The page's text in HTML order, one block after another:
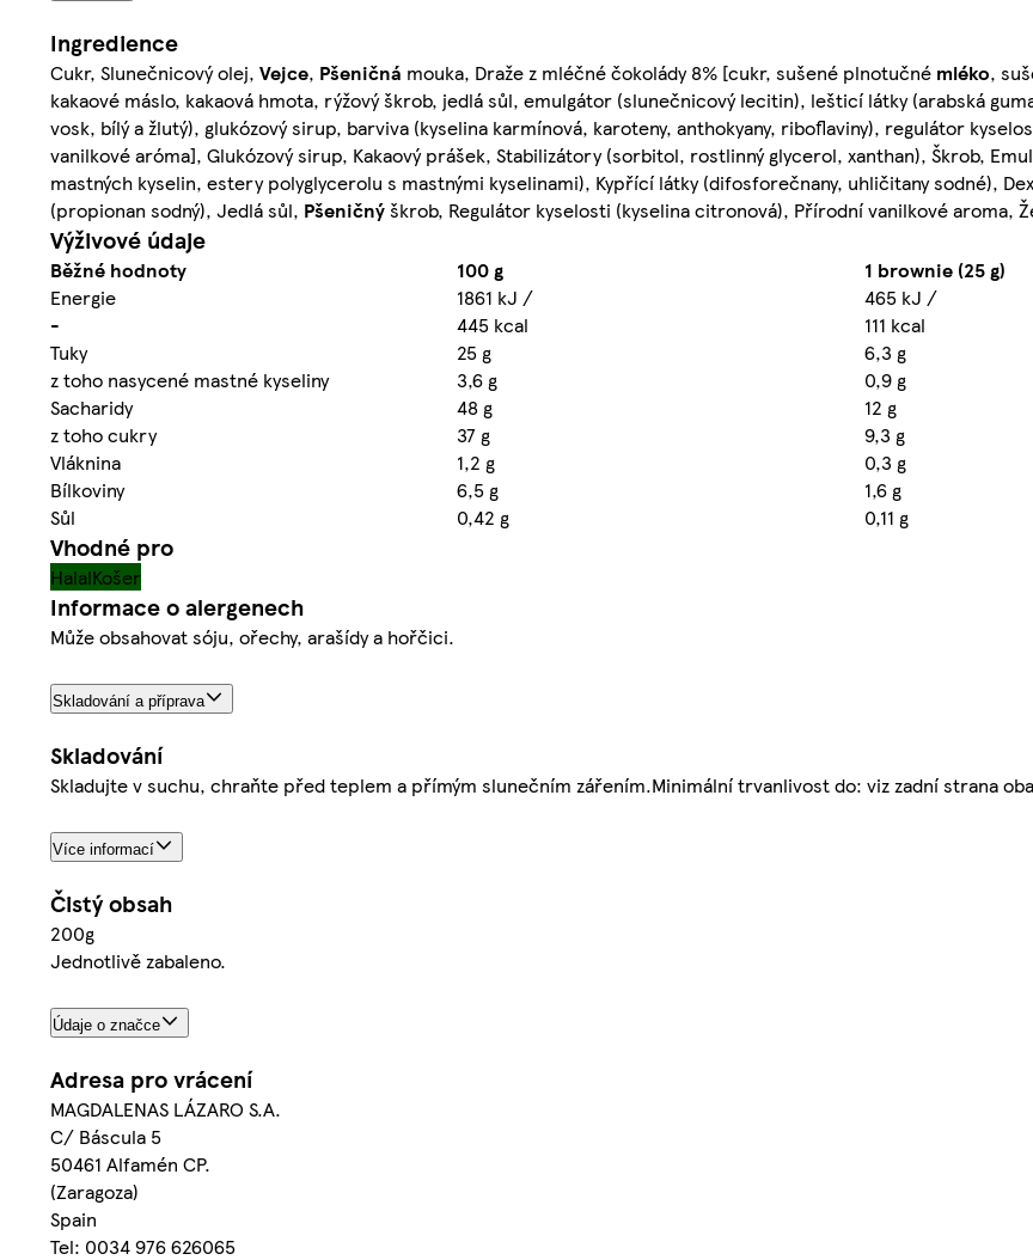
Ingredience
Cukr, Slunečnicový olej, Vejce, Pšeničná mouka, Draže z mléčné čokolády 8% [cukr, sušené plnotučné mléko,
kakaové máslo, kakaová hmota, rýžový škrob, jedlá sůl, emulgátor (slunečnicový lecitin), lešticí látky (arabská
vosk, bílý a žlutý), glukózový sirup, barviva (kyselina karmínová, karoteny, anthokyany, riboflaviny), regulátor
vanilkové aróma], Glukózový sirup, Kakaový prášek, Stabilizátory (sorbitol, rostlinný glycerol, xanthan), Škrob,
mastných kyselin, estery polyglycerolu s mastnými kyselinami), Kypřící látky (difosforečnany, uhličitany sodné),
(propionan sodný), Jedlá sůl, Pšeničnýškrob, Regulátor kyselosti (kyselina citronová), Přírodní vanilkové aroma,
Výživové údaje
Běžné hodnoty 100 g
1 brownie (25 g)
Energie
1861 kJ /
465 kJ /
-
445 kcal
111 kcal
Tuky
25 g
6,3 g
z toho nasycené mastné kyseliny
3,6 g
0,9 g
Sacharidy
48 g
12 g
z toho cukry
37 g
9,3 g
Vláknina
1,2 g
0,3 g
Bílkoviny
6,5 g
1,6 g
Sůl
0,42 g 0,11 g
Vhodné pro
HalalKošer
Informace o alergenech
Může obsahovat sóju, ořechy, arašídy a hořčici.
Skladování a příprava
Skladování
Skladujte v suchu, chraňte před teplem a přímým slunečním zářením.Minimální trvanlivost do: viz zadní strana
Více informací
Čistý obsah
200g
Jednotlivě zabaleno.
Údaje o značce
Adresa pro vrácení
MAGDALENAS LÁZARO S.A.
C/ Báscula 5
50461 Alfamén CP.
(Zaragoza)
Spain
Tel: 0034 976 626065